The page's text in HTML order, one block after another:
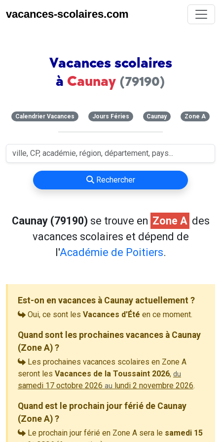
vacances-scolaires.com
Vacances scolaires
à Caunay (79190)
Calendrier Vacances Jours Féries Caunay Zone A
Rechercher
Caunay (79190) se trouve en Zone A des
vacances scolaires et dépend de
l'Académie de Poitiers.
Est-on en vacances à Caunay actuellement ?
Oui, ce sont les Vacances d'Été en ce moment.
Quand sont les prochaines vacances à Caunay
(Zone A) ?
Les prochaines vacances scolaires en Zone A
seront les Vacances de la Toussaint 2026, du
samedi 17 octobre 2026 au lundi 2 novembre 2026.
Quand est le prochain jour férié de Caunay
(Zone A) ?
Le prochain jour férié en Zone A sera le samedi 15